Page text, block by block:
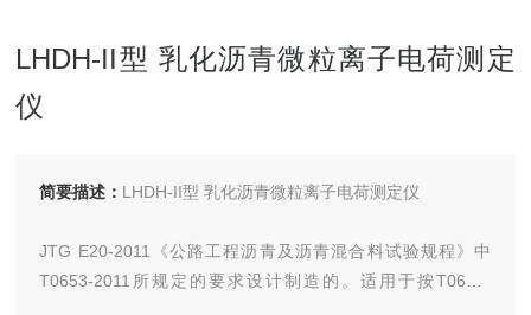
LHDH-II型 乳化沥青微粒离子电荷测定
仪
简要描述： LHDH-II型 乳化沥青微粒离子电荷测定仪
JTG E20-2011《公路工程沥青及沥青混合料试验规程》中
T0653-2011所规定的要求设计制造的。适用于按T0653-